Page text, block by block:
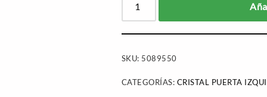
SKU: 5089550
CATEGORÍAS: CRISTAL PUERTA